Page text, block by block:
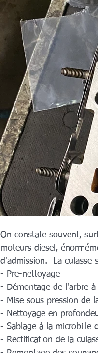
On constate souvent,
moteurs diesel,
d'admission.  La culasse
- Pre-nettoyage
- Démontage de l'arbre
- Mise sous pression de
- Nettoyage en
- Sablage à la microbille
- Rectification de la